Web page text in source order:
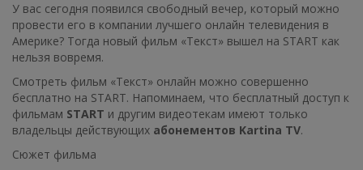
У вас сегодня появился свободный вечер, который можно
провести его в компании лучшего онлайн телевидения в
Америке? Тогда новый фильм «Текст» вышел на START как
нельзя вовремя.
Смотреть фильм «Текст» онлайн можно совершенно
бесплатно на START. Напоминаем, что бесплатный доступ к
фильмам START и другим видеотекам имеют только
владельцы действующих абонементов Kartina TV.
Сюжет фильма